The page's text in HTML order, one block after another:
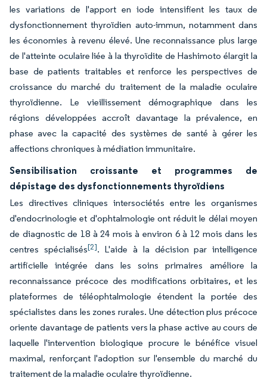
les variations de l'apport en iode intensifient les taux de
dysfonctionnement thyroïdien auto-immun, notamment dans
les économies à revenu élevé. Une reconnaissance plus large
de l'atteinte oculaire liée à la thyroïdite de Hashimoto élargit la
base de patients traitables et renforce les perspectives de
croissance du marché du traitement de la maladie oculaire
thyroïdienne. Le vieillissement démographique dans les
régions développées accroît davantage la prévalence, en
phase avec la capacité des systèmes de santé à gérer les
affections chroniques à médiation immunitaire.
Sensibilisation croissante et programmes de
dépistage des dysfonctionnements thyroïdiens
Les directives cliniques intersociétés entre les organismes
d'endocrinologie et d'ophtalmologie ont réduit le délai moyen
de diagnostic de 18 à 24 mois à environ 6 à 12 mois dans les
centres spécialisés[2]. L'aide à la décision par intelligence
artificielle intégrée dans les soins primaires améliore la
reconnaissance précoce des modifications orbitaires, et les
plateformes de téléophtalmologie étendent la portée des
spécialistes dans les zones rurales. Une détection plus précoce
oriente davantage de patients vers la phase active au cours de
laquelle l'intervention biologique procure le bénéfice visuel
maximal, renforçant l'adoption sur l'ensemble du marché du
traitement de la maladie oculaire thyroïdienne.